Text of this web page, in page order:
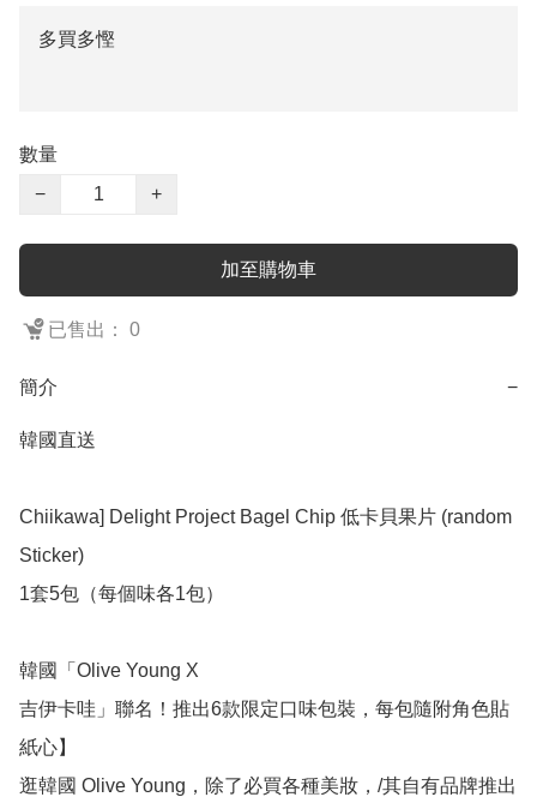
多買多慳
數量
−
+
加至購物車
已售出： 0
簡介 −
韓國直送
Chiikawa] Delight Project Bagel Chip 低卡貝果片 (random
Sticker)
1套5包（每個味各1包）
韓國「Olive Young X
吉伊卡哇」聯名！推出6款限定口味包裝，每包隨附角色貼
紙心】
逛韓國 Olive Young，除了必買各種美妝，/其自有品牌推出